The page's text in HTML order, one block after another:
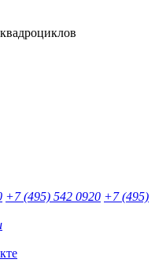
+7 (495) 542 0920 +7 (495)